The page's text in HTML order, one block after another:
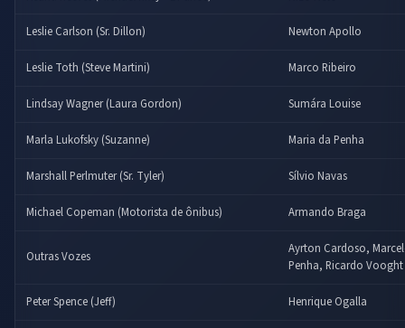
Leslie Carlson (Sr. Dillon) Newton Apollo
Leslie Toth (Steve Martini) Marco Ribeiro
Lindsay Wagner (Laura Gordon) Sumára Louise
Marla Lukofsky (Suzanne) Maria da Penha
Marshall Perlmuter (Sr. Tyler) Sílvio Navas
Michael Copeman (Motorista de ônibus) Armando Braga
Outras Vozes
Ayrton Cardoso,
Penha, Ricardo Vooght
Peter Spence (Jeff) Henrique Ogalla